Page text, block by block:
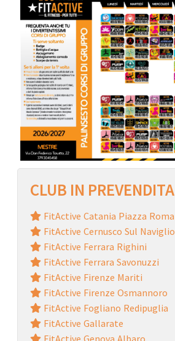
CLUB IN PREVENDITA
FitActive Catania Piazza Roma
FitActive Cernusco Sul Naviglio
FitActive Ferrara Righini
FitActive Ferrara Savonuzzi
FitActive Firenze Mariti
FitActive Firenze Osmannoro
FitActive Fogliano Redipuglia
FitActive Gallarate
FitActive Genova Albaro